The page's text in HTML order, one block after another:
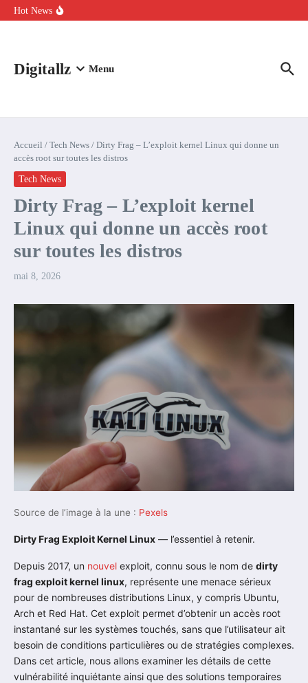
Aller au contenu
Hot News
Comment l’IA simplifie la data de caisse pour la transformer en
Digitallz Menu
Accueil / Tech News / Dirty Frag – L’exploit kernel Linux qui donne un
accès root sur toutes les distros
Tech News
Dirty Frag – L’exploit kernel
Linux qui donne un accès root
sur toutes les distros
mai 8, 2026
Source de l’image à la une : Pexels
Dirty Frag Exploit Kernel Linux — l’essentiel à retenir.
Depuis 2017, un nouvel exploit, connu sous le nom de dirty
frag exploit kernel linux, représente une menace sérieux
pour de nombreuses distributions Linux, y compris Ubuntu,
Arch et Red Hat. Cet exploit permet d’obtenir un accès root
instantané sur les systèmes touchés, sans que l’utilisateur ait
besoin de conditions particulières ou de stratégies complexes.
Dans cet article, nous allons examiner les détails de cette
vulnérabilité inquiétante ainsi que des solutions temporaires